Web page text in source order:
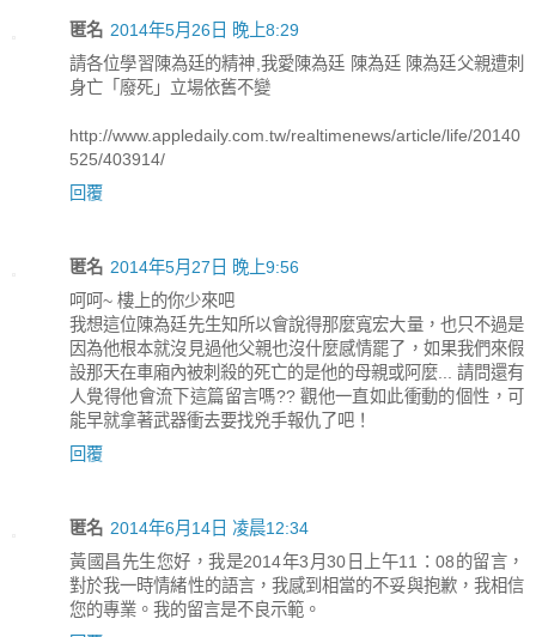
匿名 2014年5月26日 晚上8:29
請各位學習陳為廷的精神,我愛陳為廷 陳為廷 陳為廷父親遭刺
身亡「廢死」立場依舊不變
http://www.appledaily.com.tw/realtimenews/article/life/20140
525/403914/
回覆
匿名 2014年5月27日 晚上9:56
呵呵~ 樓上的你少來吧
我想這位陳為廷先生知所以會說得那麼寬宏大量，也只不過是
因為他根本就沒見過他父親也沒什麼感情罷了，如果我們來假
設那天在車廂內被刺殺的死亡的是他的母親或阿麼... 請問還有
人覺得他會流下這篇留言嗎?? 觀他一直如此衝動的個性，可
能早就拿著武器衝去要找兇手報仇了吧！
回覆
匿名 2014年6月14日 凌晨12:34
黃國昌先生您好，我是2014年3月30日上午11：08的留言，
對於我一時情緒性的語言，我感到相當的不妥與抱歉，我相信
您的專業。我的留言是不良示範。